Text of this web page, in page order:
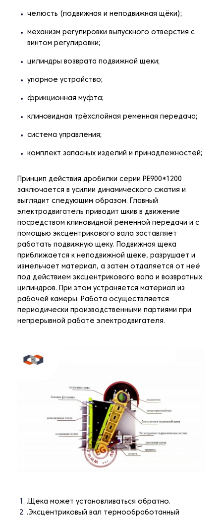
челюсть (подвижная и неподвижная щёки);
механизм регулировки выпускного отверстия с
винтом регулировки;
цилиндры возврата подвижной щеки;
упорное устройство;
фрикционная муфта;
клиновидная трёхслойная ременная передача;
система управления;
комплект запасных изделий и принадлежностей;
Принцип действия дробилки серии РЕ900*1200
заключается в усилии динамического сжатия и
выглядит следующим образом. Главный
электродвигатель приводит шкив в движение
посредством клиновидной ременной передачи и с
помощью эксцентрикового вала заставляет
работать подвижную щеку. Подвижная щека
приближается к неподвижной щеке, разрушает и
измельчает материал, а затем отдаляется от неё
под действием эксцентрикового вала и возвратных
цилиндров. При этом устраняется материал из
рабочей камеры. Работа осуществляется
периодически производственными партиями при
непрерывной работе электродвигателя.
.Щека может установливаться обратно.
.Эксцентриковый вал термообработанный